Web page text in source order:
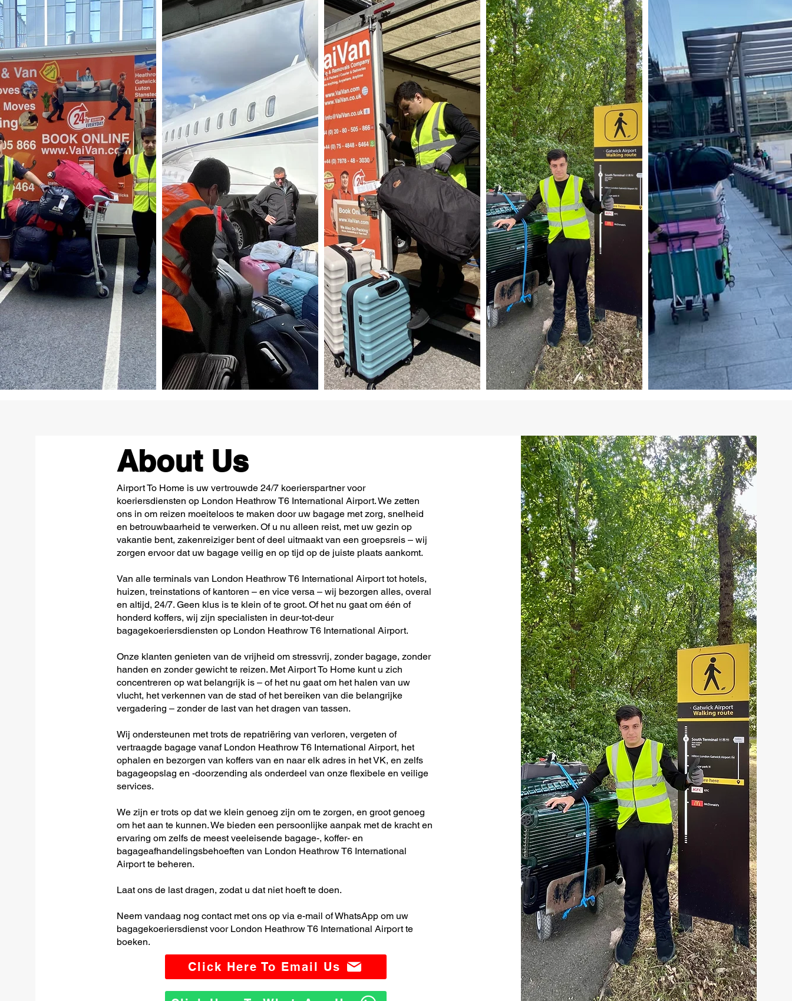
About Us
Airport To Home is uw vertrouwde 24/7 koerierspartner voor
koeriersdiensten op London Heathrow T6 International Airport. We zetten
ons in om reizen moeiteloos te maken door uw bagage met zorg, snelheid
en betrouwbaarheid te verwerken. Of u nu alleen reist, met uw gezin op
vakantie bent, zakenreiziger bent of deel uitmaakt van een groepsreis – wij
zorgen ervoor dat uw bagage veilig en op tijd op de juiste plaats aankomt.
Van alle terminals van London Heathrow T6 International Airport tot hotels,
huizen, treinstations of kantoren – en vice versa – wij bezorgen alles, overal
en altijd, 24/7. Geen klus is te klein of te groot. Of het nu gaat om één of
honderd koffers, wij zijn specialisten in deur-tot-deur
bagagekoeriersdiensten op London Heathrow T6 International Airport.
Onze klanten genieten van de vrijheid om stressvrij, zonder bagage, zonder
handen en zonder gewicht te reizen. Met Airport To Home kunt u zich
concentreren op wat belangrijk is – of het nu gaat om het halen van uw
vlucht, het verkennen van de stad of het bereiken van die belangrijke
vergadering – zonder de last van het dragen van tassen.
Wij ondersteunen met trots de repatriëring van verloren, vergeten of
vertraagde bagage vanaf London Heathrow T6 International Airport, het
ophalen en bezorgen van koffers van en naar elk adres in het VK, en zelfs
bagageopslag en -doorzending als onderdeel van onze flexibele en veilige
services.
We zijn er trots op dat we klein genoeg zijn om te zorgen, en groot genoeg
om het aan te kunnen. We bieden een persoonlijke aanpak met de kracht en
ervaring om zelfs de meest veeleisende bagage-, koffer- en
bagageafhandelingsbehoeften van London Heathrow T6 International
Airport te beheren.
Laat ons de last dragen, zodat u dat niet hoeft te doen.
Neem vandaag nog contact met ons op via e-mail of WhatsApp om uw
bagagekoeriersdienst voor London Heathrow T6 International Airport te
boeken.
Click Here To Email Us